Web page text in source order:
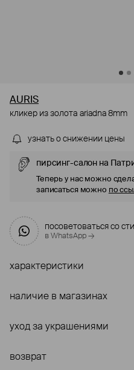
AURIS
кликер из золота ariadna 8mm
узнать о снижении цены
пирсинг-салон на
Теперь у нас можно
записаться можно по
посоветоваться со
в WhatsApp →
характеристики
наличие в магазинах
уход за украшениями
возврат